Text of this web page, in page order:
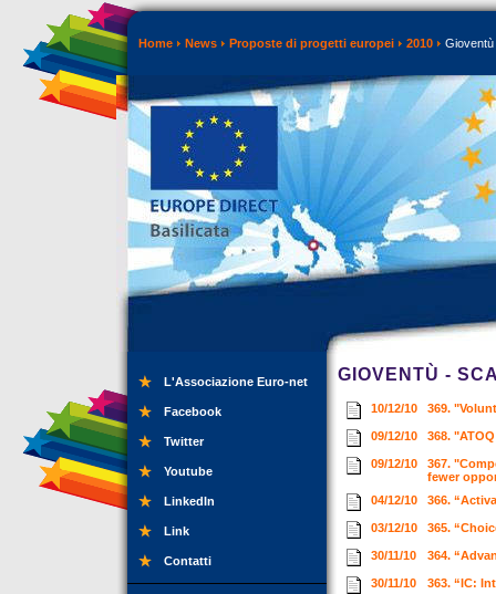
Home News Proposte di progetti europei 2010
L'Associazione Euro-net
Facebook
Twitter
Youtube
LinkedIn
Link
Contatti
GIOVENTÙ -
10/12/10 369.
09/12/10 368.
09/12/10
367.
fewer
04/12/10
366.
03/12/10 365.
30/11/10 364.
30/11/10 363. “IC: